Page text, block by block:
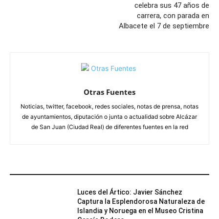
celebra sus 47 años de
carrera, con parada en
Albacete el 7 de septiembre
Otras Fuentes
Noticias, twitter, facebook, redes sociales, notas de prensa, notas
de ayuntamientos, diputación o junta o actualidad sobre Alcázar
de San Juan (Ciudad Real) de diferentes fuentes en la red
Luces del Ártico: Javier Sánchez
Captura la Esplendorosa Naturaleza de
Islandia y Noruega en el Museo Cristina